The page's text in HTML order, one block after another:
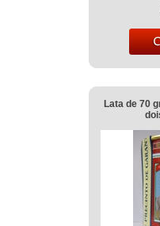
Lata de 70